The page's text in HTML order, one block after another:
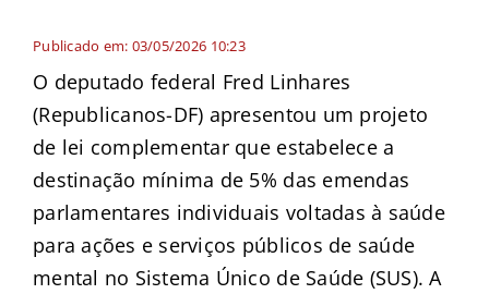
Publicado em: 03/05/2026 10:23
O deputado federal Fred Linhares
(Republicanos-DF) apresentou um projeto
de lei complementar que estabelece a
destinação mínima de 5% das emendas
parlamentares individuais voltadas à saúde
para ações e serviços públicos de saúde
mental no Sistema Único de Saúde (SUS). A